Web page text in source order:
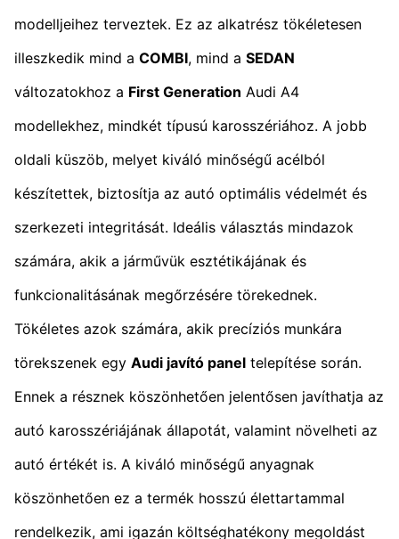
modelljeihez terveztek. Ez az alkatrész tökéletesen
illeszkedik mind a COMBI, mind a SEDAN
változatokhoz a First Generation Audi A4
modellekhez, mindkét típusú karosszériához. A jobb
oldali küszöb, melyet kiváló minőségű acélból
készítettek, biztosítja az autó optimális védelmét és
szerkezeti integritását. Ideális választás mindazok
számára, akik a járművük esztétikájának és
funkcionalitásának megőrzésére törekednek.
Tökéletes azok számára, akik precíziós munkára
törekszenek egy Audi javító panel telepítése során.
Ennek a résznek köszönhetően jelentősen javíthatja az
autó karosszériájának állapotát, valamint növelheti az
autó értékét is. A kiváló minőségű anyagnak
köszönhetően ez a termék hosszú élettartammal
rendelkezik, ami igazán költséghatékony megoldást